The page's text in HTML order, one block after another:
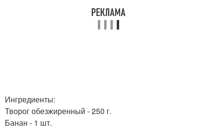
Ингредиенты:
Творог обезжиренный - 250 г.
Банан - 1 шт.